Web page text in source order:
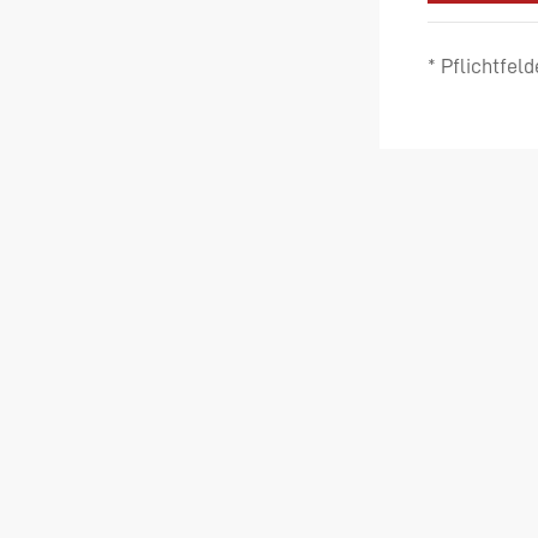
*